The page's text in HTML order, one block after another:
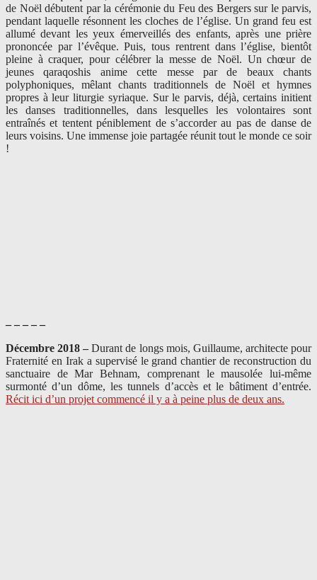
de Noël débutent par la cérémonie du Feu des Bergers sur le parvis,
pendant laquelle résonnent les cloches de l’église. Un grand feu est
allumé devant les yeux émerveillés des enfants, après une prière
prononcée par l’évêque. Puis, tous rentrent dans l’église, bientôt
pleine à craquer, pour célébrer la messe de Noël. Un chœur de
jeunes qaraqoshis anime cette messe par de beaux chants
polyphoniques, mêlant chants traditionnels de Noël et hymnes
propres à leur liturgie syriaque. Sur le parvis, déjà, certains initient
les danses traditionnelles, dans lesquelles les volontaires sont
entraînés et tentent péniblement de s’accorder au pas de danse de
leurs voisins. Une immense joie partagée réunit tout le monde ce soir
!
– – – – –
Décembre 2018 –Durant de longs mois, Guillaume, architecte pour
Fraternité en Irak a supervisé le grand chantier de reconstruction du
sanctuaire de Mar Behnam, comprenant le mausolée lui-même
surmonté d’un dôme, les tunnels d’accès et le bâtiment d’entrée.
Récit ici d’un projet commencé il y a à peine plus de deux ans.